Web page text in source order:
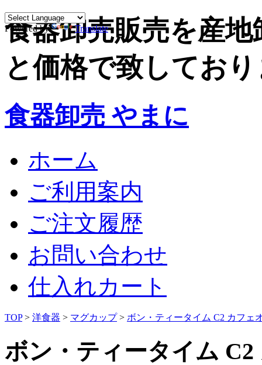
Powered by Translate
食器卸売販売を産
と価格で致してお
食器卸売 やまに
ホーム
ご利用案内
ご注文履歴
お問い合わせ
仕入れカート
TOP> 洋食器 > マグカップ> ボン・ティータイム C2 カフェ
ボン・ティータイム